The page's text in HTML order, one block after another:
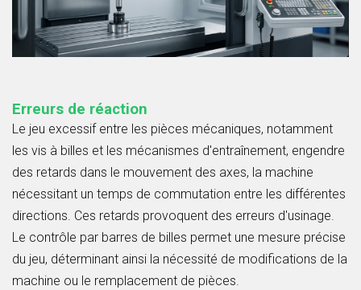
Erreurs de réaction
Le jeu excessif entre les pièces mécaniques, notamment
les vis à billes et les mécanismes d'entraînement, engendre
des retards dans le mouvement des axes, la machine
nécessitant un temps de commutation entre les différentes
directions. Ces retards provoquent des erreurs d'usinage.
Le contrôle par barres de billes permet une mesure précise
du jeu, déterminant ainsi la nécessité de modifications de la
machine ou le remplacement de pièces.